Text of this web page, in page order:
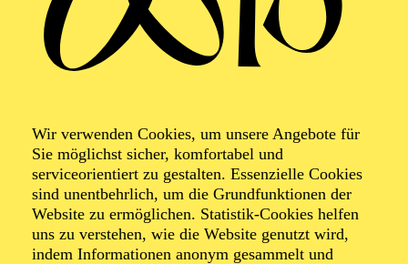
Wir verwenden Cookies, um unsere Angebote für
Sie möglichst sicher, komfortabel und
serviceorientiert zu gestalten. Essenzielle Cookies
sind unentbehrlich, um die Grundfunktionen der
Website zu ermöglichen. Statistik-Cookies helfen
uns zu verstehen, wie die Website genutzt wird,
indem Informationen anonym gesammelt und
Foto: Johan Sandberg